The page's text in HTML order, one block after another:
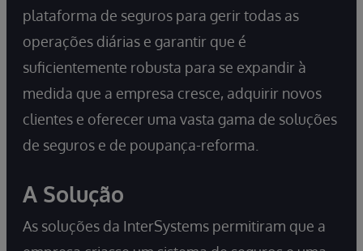
plataforma de seguros para gerir todas as
operações diárias e garantir que é
suficientemente robusta para se expandir à
medida que a empresa cresce, adquirir novos
clientes e oferecer uma vasta gama de soluções
de seguros e de poupança-reforma.
A Solução
As soluções da InterSystems permitiram que a